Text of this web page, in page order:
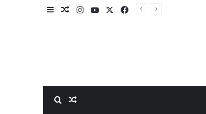
فيسبوك ‫YouTubeانستقراممقال عشوائي
مقال عشوائي